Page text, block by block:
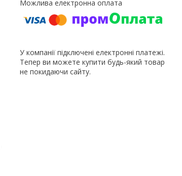
У компанії підключені електронні платежі.
Тепер ви можете купити будь-який товар
не покидаючи сайту.